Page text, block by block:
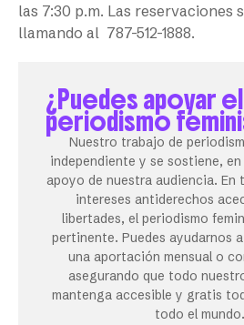
las 7:30 p.m. Las reservaciones
llamando al 787-512-1888.
¿Puedes apoyar el
periodismo
Nuestro trabajo de
independiente y se sostiene,
apoyo de nuestra audiencia. En
intereses antiderechos
libertades, el periodismo
pertinente. Puedes ayudarnos
una aportación mensual o
asegurando que todo
mantenga accesible y gratis
todo el mundo.